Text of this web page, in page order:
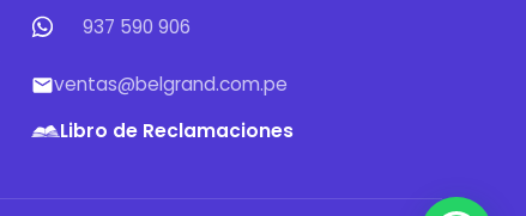
937 590 906
ventas@belgrand.com.pe
Libro de Reclamaciones